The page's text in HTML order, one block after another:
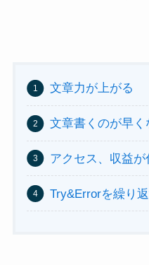
文章力が上がる
文章書くのが早く
アクセス、収益が
Try&Errorを繰り